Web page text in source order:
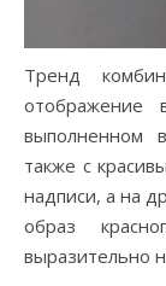
Тренд
отображение
выполненном
также с
надписи, а на
образ
выразительно